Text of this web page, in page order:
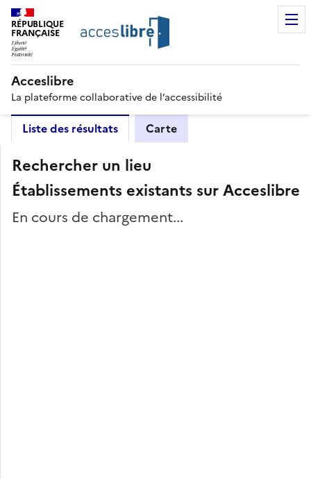
RÉPUBLIQUE
FRANÇAISE
Acceslibre
La plateforme collaborative de l’accessibilité
Liste des résultats Carte
Rechercher un lieu
Établissements existants sur Acceslibre
En cours de chargement...